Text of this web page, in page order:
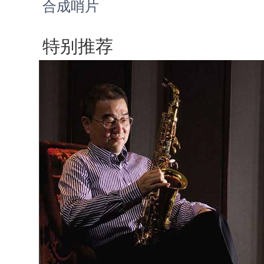
合成哨片
特别推荐